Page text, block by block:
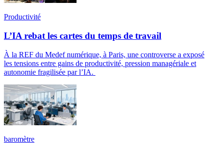
Productivité
L’IA rebat les cartes du temps de travail
À la REF du Medef numérique, à Paris, une controverse a exposé
les tensions entre gains de productivité, pression managériale et
autonomie fragilisée par l’IA.
baromètre